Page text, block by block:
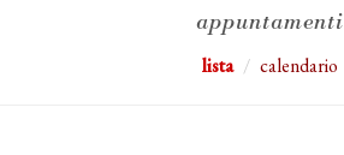
appuntamenti
lista calendario